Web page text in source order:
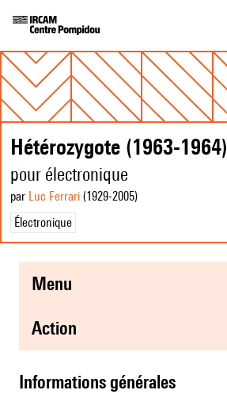
Hétérozygote (1963-1964)
pour électronique
par Luc Ferrari (1929-2005)
Électronique
menu
action
informations générales